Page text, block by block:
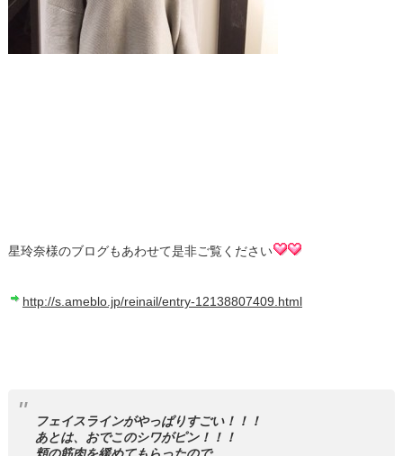
星玲奈様のブログもあわせて是非ご覧ください
http://s.ameblo.jp/reinail/entry-12138807409.html
フェイスラインがやっぱりすごい！！！
あとは、おでこのシワがピン！！！